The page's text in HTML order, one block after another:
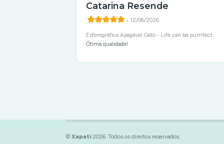
Catarina Resende
• 12/06/2026
Esferográfica Apagável Gato - Life can be purrrfect
Ótima qualidade!
© Xapati 2026. Todos os direitos reservados.